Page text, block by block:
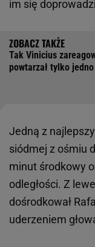
im się
Tak Vinicius
powtarzał tylko jedno
Jedną z
siódmej z ośmiu
minut środkowy
odległości. Z
dośrodkował
uderzeniem